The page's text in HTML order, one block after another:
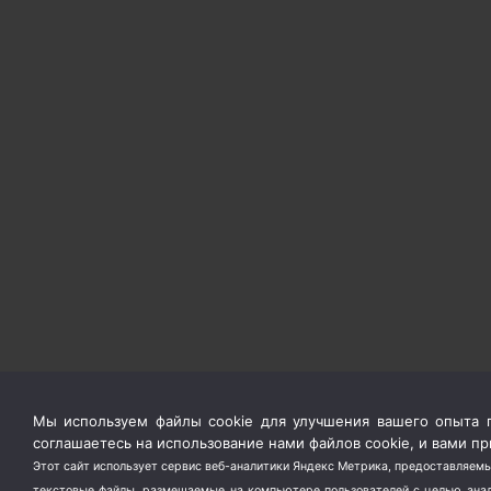
Мы используем файлы cookie для улучшения вашего опыта
соглашаетесь на использование нами файлов cookie, и вами
Этот сайт использует сервис веб-аналитики Яндекс Метрика,